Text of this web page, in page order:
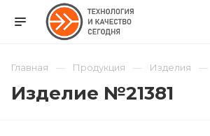
Главная Продукция Изделия
Изделие №21381